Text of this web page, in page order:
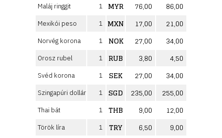
Maláj ringgit 1 MYR 76,00 86,00
Mexikói peso 1 MXN 17,00 21,00
Norvég korona 1 NOK 27,00 34,00
Orosz rubel 1 RUB 3,80 4,50
Svéd korona 1 SEK 27,00 34,00
Szingapúri dollár 1 SGD 235,00 255,00
Thai bát 1 THB 9,00 12,00
Török líra 1 TRY 6,50 9,00